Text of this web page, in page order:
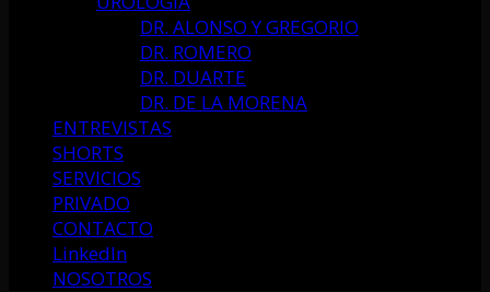
DR. ALONSO Y GREGORIO
DR. ROMERO
DR. DUARTE
DR. DE LA MORENA
ENTREVISTAS
SHORTS
SERVICIOS
PRIVADO
CONTACTO
LinkedIn
NOSOTROS